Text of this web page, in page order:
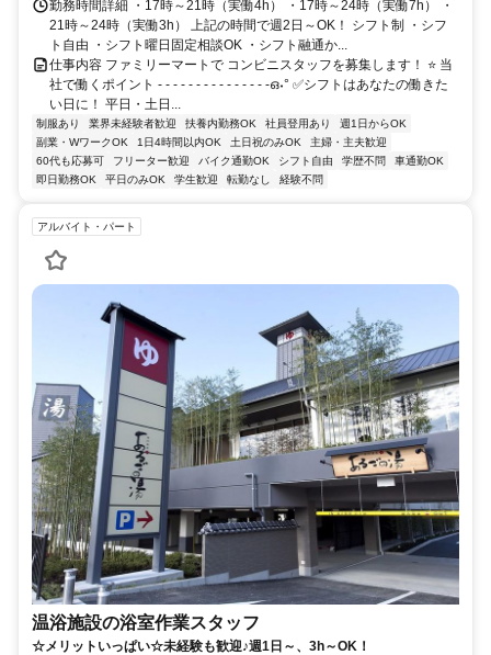
勤務時間詳細 ・17時～21時（実働4h） ・17時～24時（実働7h） ・
21時～24時（実働3h） 上記の時間で週2日～OK！ シフト制 ・シフ
ト自由 ・シフト曜日固定相談OK ・シフト融通か...
仕事内容 ファミリーマートで コンビニスタッフを募集します！ ⭐ 当
社で働くポイント - - - - - - - - - - - - - - -ഒ˖° ✅シフトはあなたの働きた
い日に！ 平日・土日...
制服あり 業界未経験者歓迎 扶養内勤務OK 社員登用あり
週1日からOK
副業・WワークOK
1日4時間以内OK 土日祝のみOK
主婦・主夫歓迎
60代も応募可
フリーター歓迎 バイク通勤OK シフト自由 学歴不問
車通勤OK
即日勤務OK
平日のみOK 学生歓迎 転勤なし 経験不問
アルバイト・パート
温浴施設の浴室作業スタッフ
☆メリットいっぱい☆未経験も歓迎♪週1日～、3h～OK！